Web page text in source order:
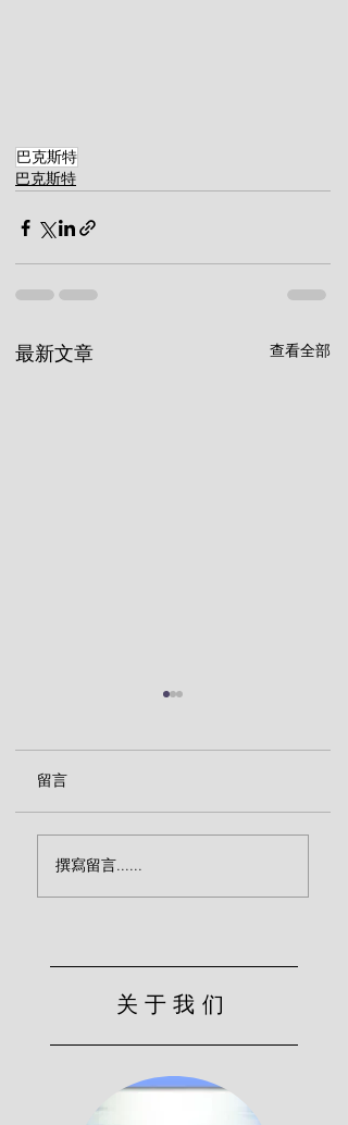
巴克斯特
巴克斯特
最新文章 查看全部
斯特）
留言
撰寫留言......
关于我们